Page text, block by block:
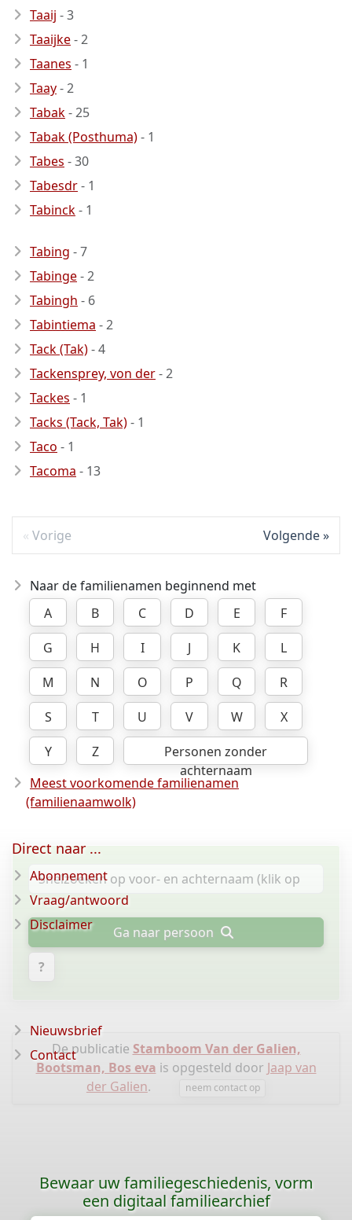
Taaij - 3
Taaijke- 2
Taanes - 1
Taay- 2
Tabak- 25
Tabak (Posthuma)- 1
Tabes - 30
Tabesdr- 1
Tabinck- 1
Tabing - 7
Tabinge- 2
Tabingh - 6
Tabintiema - 2
Tack (Tak)- 4
Tackensprey, von der- 2
Tackes - 1
Tacks (Tack, Tak)- 1
Taco - 1
Tacoma - 13
Vorige Volgende
Naar de familienamen beginnend met
A
B C D E
F
G
H I J K
L
M
N O P Q
R
S
T U V W
X
Y
Z
Personen zonder
achternaam
Meest voorkomende familienamen
(familienaamwolk)
Ga naar persoon
?
De publicatie Stamboom Van der Galien,
Bootsman, Bos eva is opgesteld door Jaap van
der Galien. neem contact op
Direct naar ...
Abonnement
Vraag/antwoord
Disclaimer
Nieuwsbrief
Contact
Bewaar uw familiegeschiedenis, vorm
een digitaal familiearchief